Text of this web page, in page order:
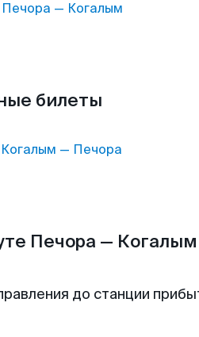
Печора — Когалым
билеты
Когалым — Печора
Печора — Когалым
до станции